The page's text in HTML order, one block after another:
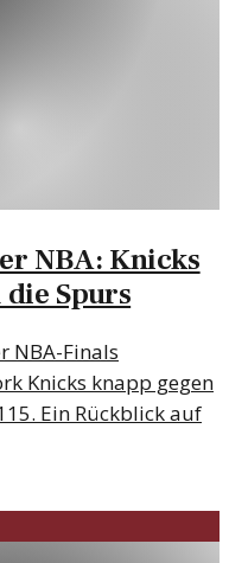
NBA: Knicks
Spurs
NBA-Finals
Knicks knapp gegen
Ein Rückblick auf